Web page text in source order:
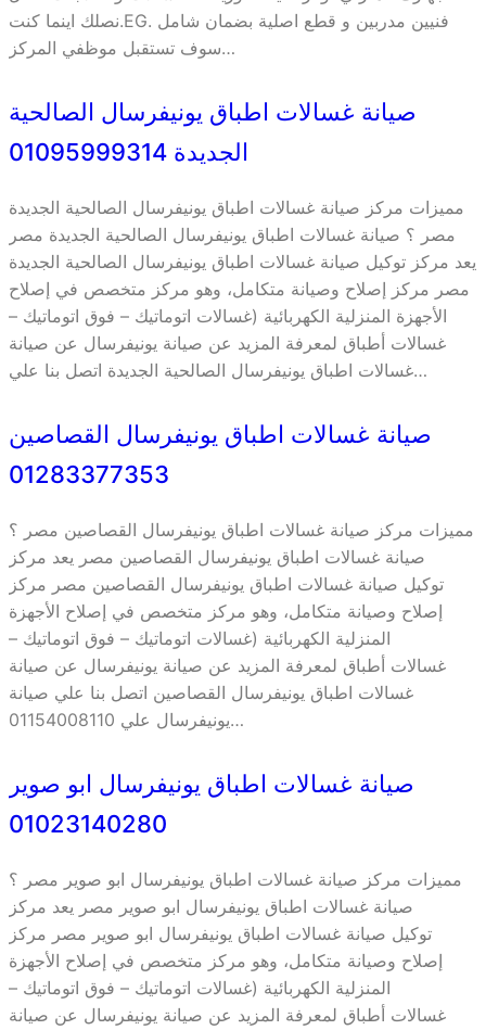
نصلك اينما كنت.EG. فنيين مدربين و قطع اصلية بضمان شامل
سوف تستقبل موظفي المركز…
صيانة غسالات اطباق يونيفرسال الصالحية
الجديدة 01095999314
مميزات مركز صيانة غسالات اطباق يونيفرسال الصالحية الجديدة
مصر ؟ صيانة غسالات اطباق يونيفرسال الصالحية الجديدة مصر
يعد مركز توكيل صيانة غسالات اطباق يونيفرسال الصالحية الجديدة
مصر مركز إصلاح وصيانة متكامل، وهو مركز متخصص في إصلاح
الأجهزة المنزلية الكهربائية (غسالات اتوماتيك – فوق اتوماتيك –
غسالات أطباق لمعرفة المزيد عن صيانة يونيفرسال عن صيانة
غسالات اطباق يونيفرسال الصالحية الجديدة اتصل بنا علي…
صيانة غسالات اطباق يونيفرسال القصاصين
01283377353
مميزات مركز صيانة غسالات اطباق يونيفرسال القصاصين مصر ؟
صيانة غسالات اطباق يونيفرسال القصاصين مصر يعد مركز
توكيل صيانة غسالات اطباق يونيفرسال القصاصين مصر مركز
إصلاح وصيانة متكامل، وهو مركز متخصص في إصلاح الأجهزة
المنزلية الكهربائية (غسالات اتوماتيك – فوق اتوماتيك –
غسالات أطباق لمعرفة المزيد عن صيانة يونيفرسال عن صيانة
غسالات اطباق يونيفرسال القصاصين اتصل بنا علي صيانة
يونيفرسال علي 01154008110…
صيانة غسالات اطباق يونيفرسال ابو صوير
01023140280
مميزات مركز صيانة غسالات اطباق يونيفرسال ابو صوير مصر ؟
صيانة غسالات اطباق يونيفرسال ابو صوير مصر يعد مركز
توكيل صيانة غسالات اطباق يونيفرسال ابو صوير مصر مركز
إصلاح وصيانة متكامل، وهو مركز متخصص في إصلاح الأجهزة
المنزلية الكهربائية (غسالات اتوماتيك – فوق اتوماتيك –
غسالات أطباق لمعرفة المزيد عن صيانة يونيفرسال عن صيانة